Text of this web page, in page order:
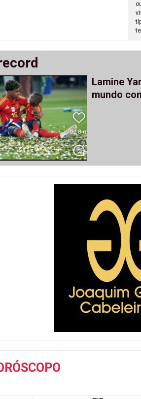
Lamine
mundo